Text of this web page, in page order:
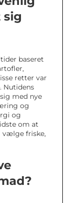
sig
baseret
retter var
Nutidens
med nye
og
og
om at
vælge friske,